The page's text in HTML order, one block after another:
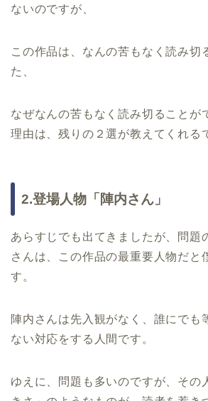
ないのですが、
この作品は、なんの苦もなく読み切
た、
なぜなんの苦もなく読み切ることが
理由は、残りの２選が教えてくれる
2.登場人物「陣内さん」
あらすじでも出てきましたが、問題
さんは、この作品の最重要人物だと
す。
陣内さんは先入観がなく、誰にでも
ない対応をする人間です。
ゆえに、問題も多いのですが、その